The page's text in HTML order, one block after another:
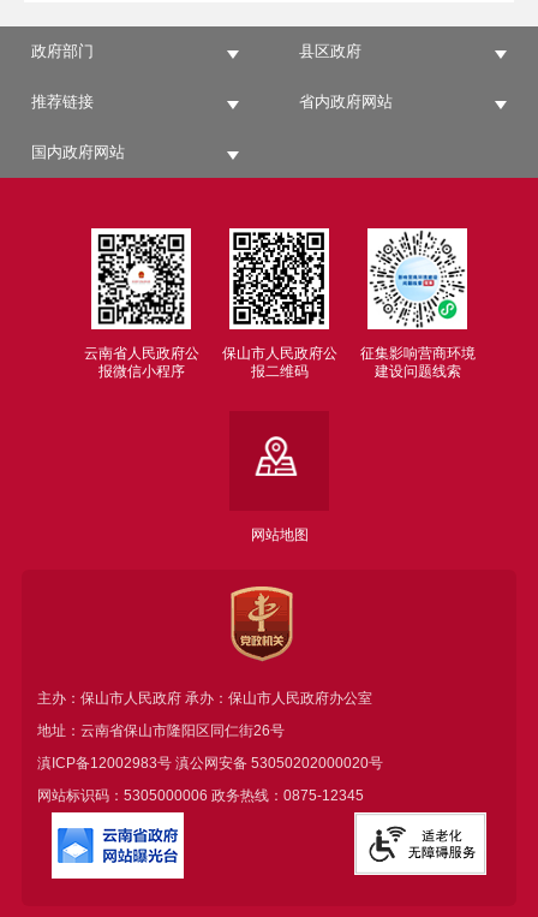
政府部门 县区政府
推荐链接 省内政府网站
国内政府网站
云南省人民政府公
报微信小程序
保山市人民政府公
报二维码
征集影响营商环境
建设问题线索
网站地图
主办：保山市人民政府 承办：保山市人民政府办公室
地址：云南省保山市隆阳区同仁街26号
滇ICP备12002983号滇公网安备 53050202000020号
网站标识码：5305000006 政务热线：0875-12345